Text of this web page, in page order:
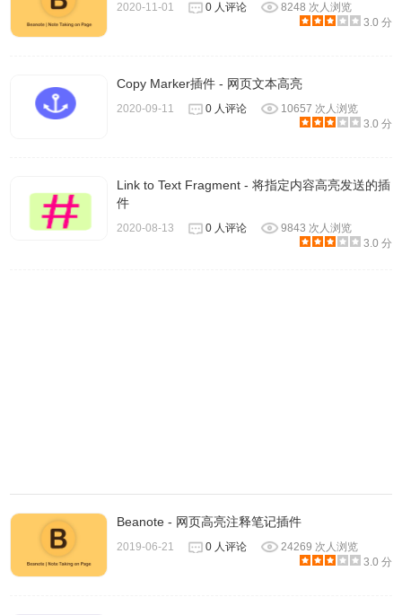
page.
1.5 - Fix some bugs, better description.
1.4 - Add a switch button, to enable or disable highlighting.
1.3 - HTTPs page enable, redesign highlight logic.
2020-11-01 0 人评论
8248 次人浏览
3.0 分
Copy Marker插件 - 网页文本高亮
2020-09-11 0 人评论
10657 次人浏览
3.0 分
Link to Text Fragment - 将指定内容高亮发送的插
件
2020-08-13 0 人评论
9843 次人浏览
3.0 分
Beanote - 网页高亮注释笔记插件
2019-06-21 0 人评论
24269 次人浏览
3.0 分